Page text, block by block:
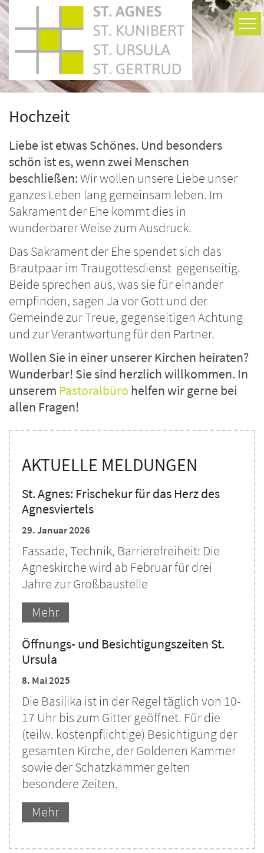
Zum Inhalt springen
Hochzeit
Liebe ist etwas Schönes. Und besonders
schön ist es, wenn zwei Menschen
beschließen:Wir wollen unsere Liebe unser
ganzes Leben lang gemeinsam leben. Im
Sakrament der Ehe kommt dies in
wunderbarer Weise zum Ausdruck.
Das Sakrament der Ehe spendet sich das
Brautpaar im Traugottesdienst gegenseitig.
Beide sprechen aus, was sie für einander
empfinden, sagen Ja vor Gott und der
Gemeinde zur Treue, gegenseitigen Achtung
und zur Verantwortung für den Partner.
Wollen Sie in einer unserer Kirchen heiraten?
Wunderbar! Sie sind herzlich willkommen. In
unserem Pastoralbüro helfen wir gerne bei
allen Fragen!
AKTUELLE MELDUNGEN
St. Agnes: Frischekur für das Herz des
Agnesviertels
29. Januar 2026
Fassade, Technik, Barrierefreiheit: Die
Agneskirche wird ab Februar für drei
Jahre zur Großbaustelle
Mehr
Öffnungs- und Besichtigungszeiten St.
Ursula
8. Mai 2025
Die Basilika ist in der Regel täglich von 10-
17 Uhr bis zum Gitter geöffnet. Für die
(teilw. kostenpflichtige) Besichtigung der
gesamten Kirche, der Goldenen Kammer
sowie der Schatzkammer gelten
besondere Zeiten.
Mehr